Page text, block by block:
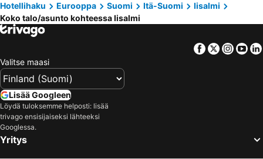
Hotellihaku Eurooppa Suomi Itä-Suomi
Iisalmi
Koko talo/asunto kohteessa Iisalmi
Facebook
Twitter
Valitse maasi
Lisää Googleen
Löydä tuloksemme helposti: lisää
trivago ensisijaiseksi lähteeksi
Googlessa.
Yritys